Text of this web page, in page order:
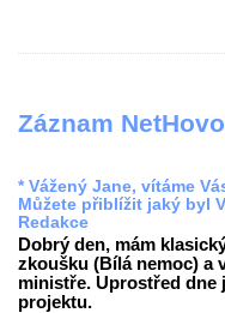
Záznam
* Vážený Jane, vítáme
Můžete přiblížit jaký byl
Redakce
Dobrý den, mám
zkoušku (Bílá nemoc) a
ministře. Uprostřed dne
projektu.